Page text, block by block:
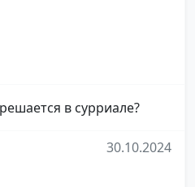
в сурриале?
30.10.2024